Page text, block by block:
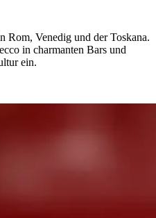
Rom, Venedig und der Toskana.
in charmanten Bars und
ein.